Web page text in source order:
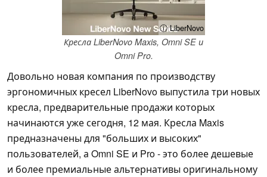
ⓘ LiberNovo
Кресла LiberNovo Maxis, Omni SE и
Omni Pro.
Довольно новая компания по производству
эргономичных кресел LiberNovo выпустила три новых
кресла, предварительные продажи которых
начинаются уже сегодня, 12 мая. Кресла Maxis
предназначены для "больших и высоких"
пользователей, а Omni SE и Pro - это более дешевые
и более премиальные альтернативы оригинальному